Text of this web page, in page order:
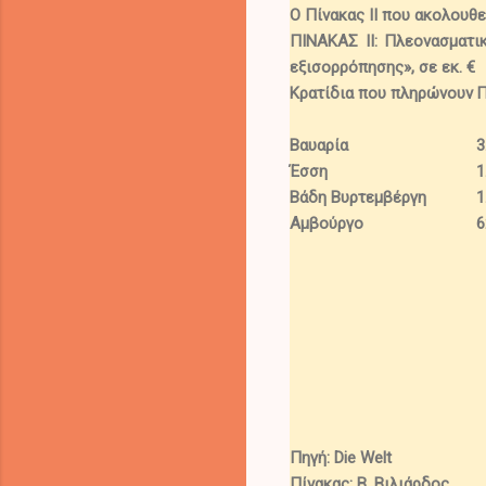
Ο Πίνακας ΙΙ που
ΠΙΝΑΚΑΣ ΙΙ:
εξισορρόπησης», σε εκ. €
Κρατίδια που πληρώνουν
Βαυαρία
Έσση
Βάδη Βυρτεμβέργη
Αμβούργο
Πηγή: Die Welt